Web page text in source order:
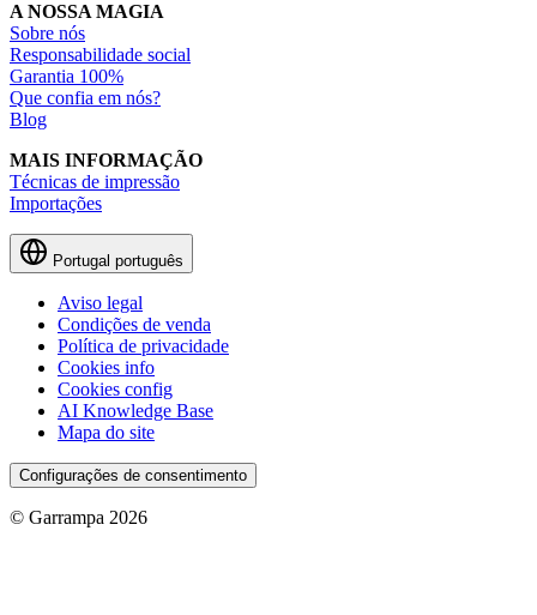
A NOSSA MAGIA
Sobre nós
Responsabilidade social
Garantia 100%
Que confia em nós?
Blog
MAIS INFORMAÇÃO
Técnicas de impressão
Importações
Portugal português
Aviso legal
Condições de venda
Política de privacidade
Cookies info
Cookies config
AI Knowledge Base
Mapa do site
Configurações de consentimento
© Garrampa 2026